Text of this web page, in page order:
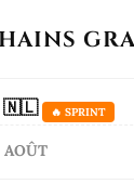
🇳🇱 🔥 SPRINT
AOÛT